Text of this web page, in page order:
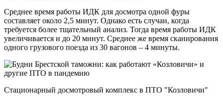
Среднее время работы ИДК для досмотра одной фуры
составляет около 2,5 минут. Однако есть случаи, когда
требуется более тщательный анализ. Тогда время работы ИДК
увеличивается и до 20 минут. Среднее же время сканирования
одного грузового поезда из 30 вагонов – 4 минуты.
Стационарный досмотровый комплекс в ПТО "Козловичи"